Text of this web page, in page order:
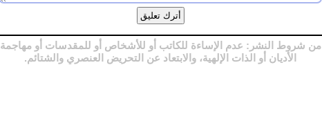
من شروط النشر: عدم الإساءة للكاتب أو للأشخاص أو للمقدسات أو مهاجمة
الأديان أو الذات الإلهية، والابتعاد عن التحريض العنصري والشتائم.